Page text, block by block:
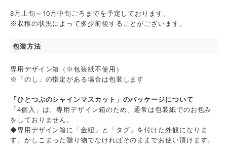
8月上旬～10月中旬ごろまでを予定しております。
※収穫の状況によって多少前後することがございます。
包装方法
専用デザイン箱（※包装紙不使用）
※「のし」の指定がある場合は包装します
「ひとつぶのシャインマスカット」のパッケージについて
「4個入」は、専用デザイン箱のため、通常は包装紙でのお包み
をしておりません。
◆専用デザイン箱に「金紐」と「タグ」を付けた外観になりま
す。かしこまった贈り物でなければそのままでお使い頂けます。